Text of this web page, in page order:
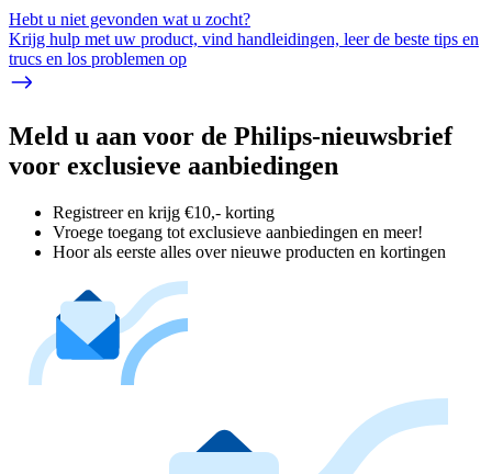
Hebt u niet gevonden wat u zocht?
Krijg hulp met uw product, vind handleidingen, leer de beste tips en
trucs en los problemen op
Meld u aan voor de Philips-nieuwsbrief
voor exclusieve aanbiedingen
Registreer en krijg €10,- korting
Vroege toegang tot exclusieve aanbiedingen en meer!
Hoor als eerste alles over nieuwe producten en kortingen